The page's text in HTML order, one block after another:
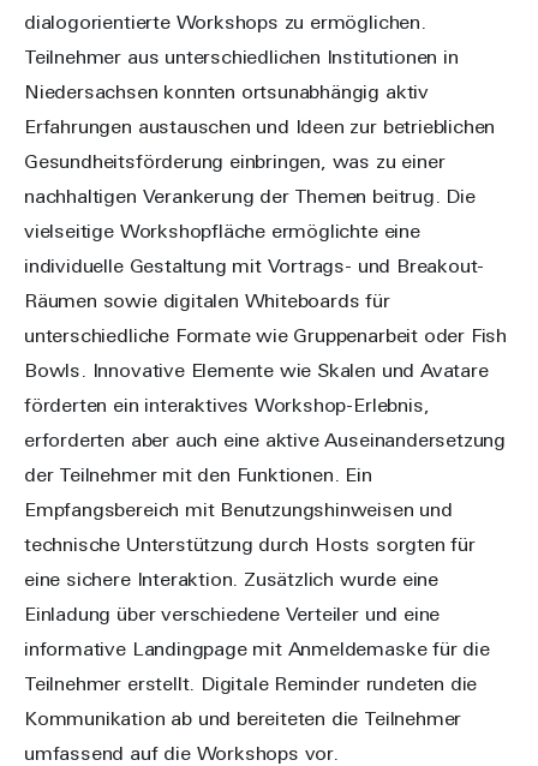
dialogorientierte Workshops zu ermöglichen.
Teilnehmer aus unterschiedlichen Institutionen in
Niedersachsen konnten ortsunabhängig aktiv
Erfahrungen austauschen und Ideen zur betrieblichen
Gesundheitsförderung einbringen, was zu einer
nachhaltigen Verankerung der Themen beitrug. Die
vielseitige Workshopfläche ermöglichte eine
individuelle Gestaltung mit Vortrags- und Breakout-
Räumen sowie digitalen Whiteboards für
unterschiedliche Formate wie Gruppenarbeit oder Fish
Bowls. Innovative Elemente wie Skalen und Avatare
förderten ein interaktives Workshop-Erlebnis,
erforderten aber auch eine aktive Auseinandersetzung
der Teilnehmer mit den Funktionen. Ein
Empfangsbereich mit Benutzungshinweisen und
technische Unterstützung durch Hosts sorgten für
eine sichere Interaktion. Zusätzlich wurde eine
Einladung über verschiedene Verteiler und eine
informative Landingpage mit Anmeldemaske für die
Teilnehmer erstellt. Digitale Reminder rundeten die
Kommunikation ab und bereiteten die Teilnehmer
umfassend auf die Workshops vor.